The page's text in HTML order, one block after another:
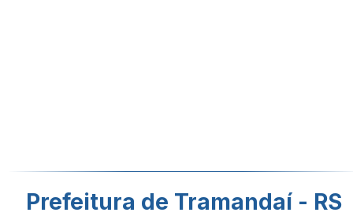
Prefeitura de Tramandaí - RS